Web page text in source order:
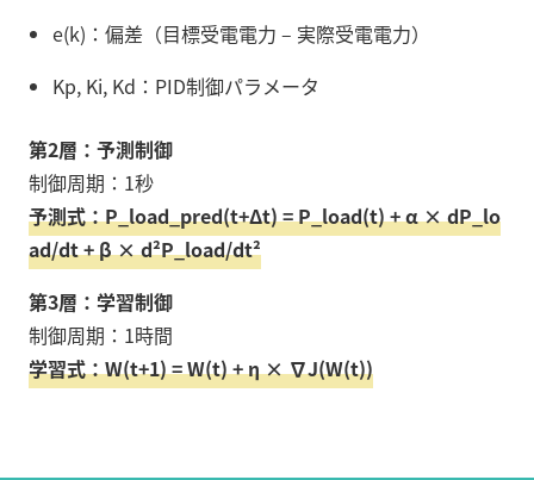
e(k)：偏差（目標受電電力 – 実際受電電力）
Kp, Ki, Kd：PID制御パラメータ
第2層：予測制御
制御周期：1秒
予測式：P_load_pred(t+Δt) = P_load(t) + α × dP_lo
ad/dt + β × d²P_load/dt²
第3層：学習制御
制御周期：1時間
学習式：W(t+1) = W(t) + η × ∇J(W(t))